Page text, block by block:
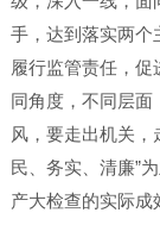
手，达到落实两个
履行监管责任，
同角度，不同层
风，要走出机关，
民、务实、清廉”
产大检查的实际成